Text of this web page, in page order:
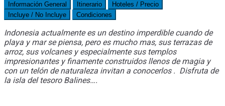
Información General Itinerario
Hoteles / Precio
Incluye / No Incluye
Condiciones
Indonesia actualmente es un destino imperdible cuando de
playa y mar se piensa, pero es mucho mas, sus terrazas de
arroz, sus volcanes y especialmente sus templos
impresionantes y finamente construidos llenos de magia y
con un telón de naturaleza invitan a conocerlos . Disfruta de
la isla del tesoro Balines….